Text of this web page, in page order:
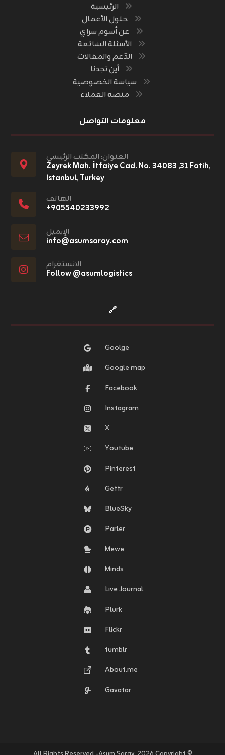
الرئيسية
حلول الأعمال
عن أسوم سراي
الأسئلة الشائعة
الدّعم والمقالات
أين تجدنا
سياسة الخصوصية
منصة العملاء
معلومات التواصل
العنوان: المكتب الرئيسي
Zeyrek Mah. İtfaiye Cad. No. ٣١, ٣٤٠٨٣ Fatih,
Istanbul, Turkey
الهاتف
+٩٠٥٥٤٠٢٣٣٩٩٢
الإيميل
info@asumsaray.com
الانستغرام
Follow @asumlogistics
🔗
Goolge
Google map
Facebook
Instagram
X
Youtube
Pinterest
Gettr
BlueSky
Parler
Mewe
Minds
Live Journal
Plurk
Flickr
tumblr
About.me
Gavatar